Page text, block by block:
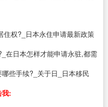
住权?_日本永住申请最新政策
在日本怎样才能申请永驻,都需
些手续?_关于日_日本移民
我: